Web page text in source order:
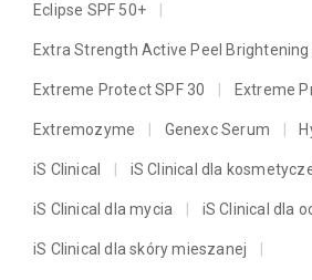
Eclipse SPF 50+
Extra Strength Active Peel
Extreme Protect SPF 30 Extreme
Extremozyme Genexc Serum
iS Clinical iS Clinical dla
iS Clinical dla mycia iS Clinical dla
iS Clinical dla skóry mieszanej